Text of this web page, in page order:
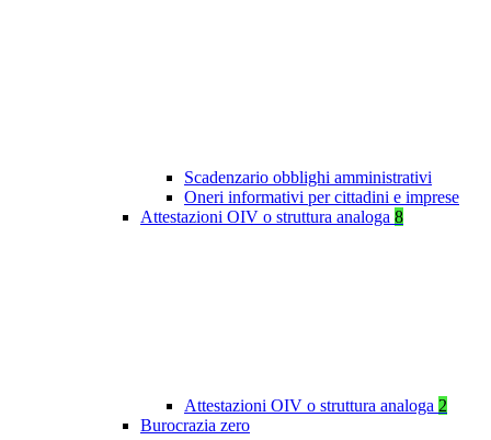
Scadenzario obblighi amministrativi
Oneri informativi per cittadini e imprese
Attestazioni OIV o struttura analoga 8
Attestazioni OIV o struttura analoga 2
Burocrazia zero